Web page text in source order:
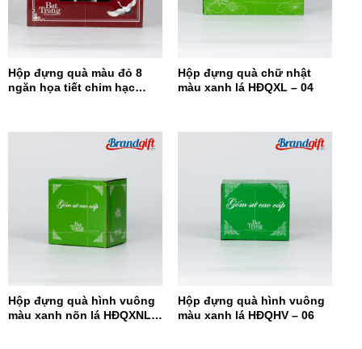
Hộp đựng quà màu đỏ 8
ngăn họa tiết chim hạc
Hộp đựng quà chữ nhật
màu xanh lá HĐQXL – 04
Hộp đựng quà hình vuông
màu xanh nõn lá HĐQXNL –
Hộp đựng quà hình vuông
màu xanh lá HĐQHV – 06